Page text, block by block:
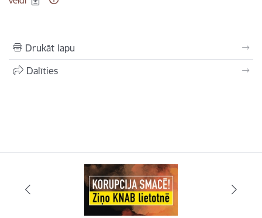
Drukāt lapu
Dalīties